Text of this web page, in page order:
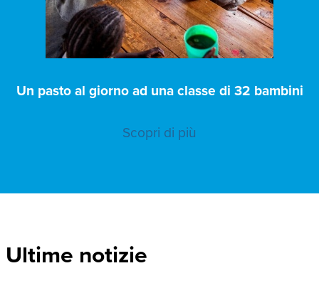
Un pasto al giorno ad una classe di 32 bambini
Scopri di più
Ultime notizie